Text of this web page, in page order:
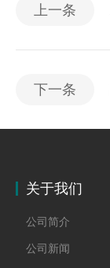
上一条
下一条
关于我们
公司简介
公司新闻